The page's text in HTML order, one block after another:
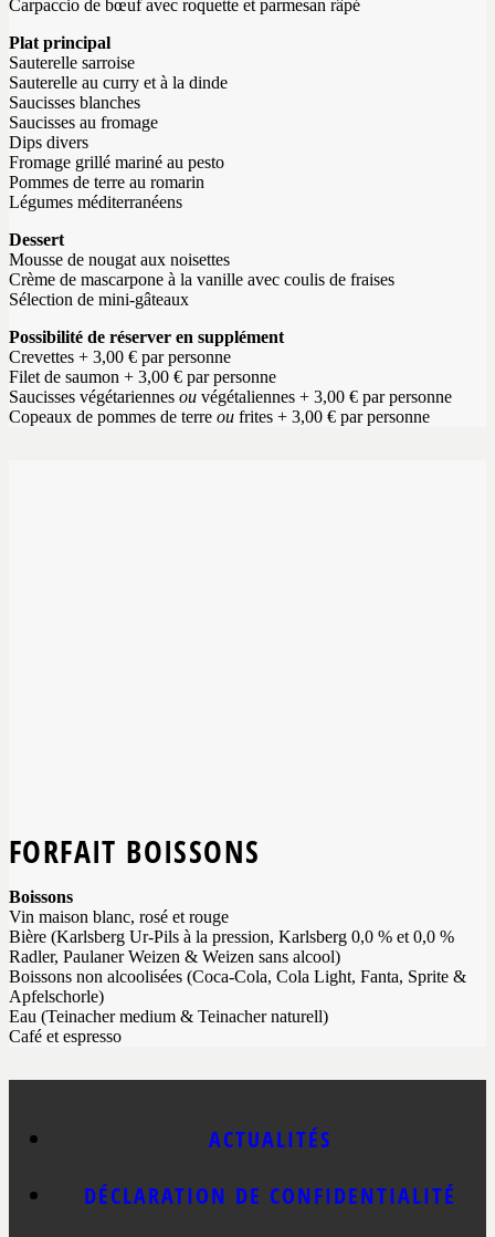
Carpaccio de bœuf avec roquette et parmesan râpé
Plat principal
Sauterelle sarroise
Sauterelle au curry et à la dinde
Saucisses blanches
Saucisses au fromage
Dips divers
Fromage grillé mariné au pesto
Pommes de terre au romarin
Légumes méditerranéens
Dessert
Mousse de nougat aux noisettes
Crème de mascarpone à la vanille avec coulis de fraises
Sélection de mini-gâteaux
Possibilité de réserver en supplément
Crevettes + 3,00 € par personne
Filet de saumon + 3,00 € par personne
Saucisses végétariennes ou végétaliennes + 3,00 € par personne
Copeaux de pommes de terre ou frites + 3,00 € par personne
FORFAIT BOISSONS
Boissons
Vin maison blanc, rosé et rouge
Bière (Karlsberg Ur-Pils à la pression, Karlsberg 0,0 % et 0,0 %
Radler, Paulaner Weizen & Weizen sans alcool)
Boissons non alcoolisées (Coca-Cola, Cola Light, Fanta, Sprite &
Apfelschorle)
Eau (Teinacher medium & Teinacher naturell)
Café et espresso
ACTUALITÉS
DÉCLARATION DE CONFIDENTIALITÉ